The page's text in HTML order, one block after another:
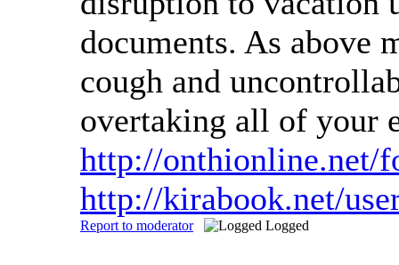
documents. As above
cough and
overtaking all of your
http://onthionline.net/
http://kirabook.net/
Report to moderator Logged